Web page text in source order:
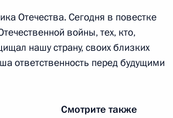
– страна
Отечества. Сегодня в повестке
войны, тех, кто,
нашу страну, своих близких
ответственность перед будущими
Смотрите также